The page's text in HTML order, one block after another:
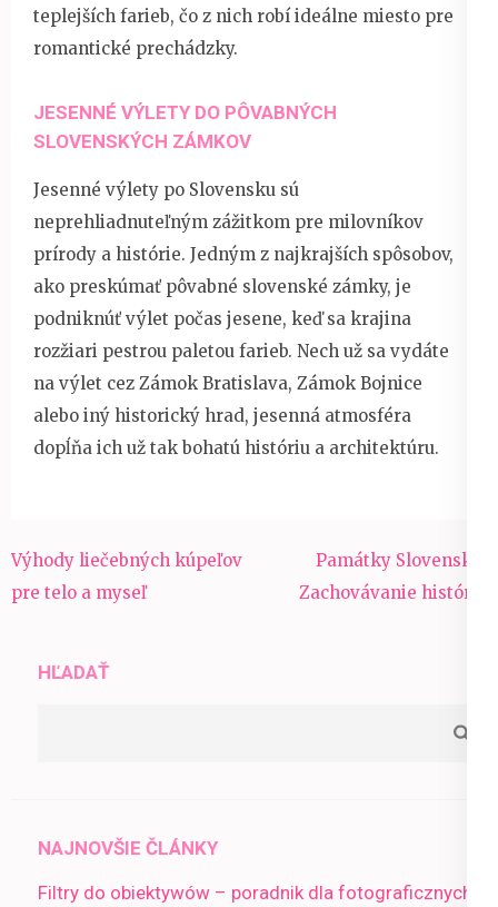
teplejších farieb, čo z nich robí ideálne miesto pre
romantické prechádzky.
JESENNÉ VÝLETY DO PÔVABNÝCH
SLOVENSKÝCH ZÁMKOV
Jesenné výlety po Slovensku sú
neprehliadnuteľným zážitkom pre milovníkov
prírody a histórie. Jedným z najkrajších spôsobov,
ako preskúmať pôvabné slovenské zámky, je
podniknúť výlet počas jesene, keď sa krajina
rozžiari pestrou paletou farieb. Nech už sa vydáte
na výlet cez Zámok Bratislava, Zámok Bojnice
alebo iný historický hrad, jesenná atmosféra
dopĺňa ich už tak bohatú históriu a architektúru.
Navigácia
v
Výhody liečebných kúpeľov
pre telo a myseľ
Památky Slovenska:
Zachovávanie histórie
HĽADAŤ
NAJNOVŠIE ČLÁNKY
Filtry do obiektywów – poradnik dla fotograficznych